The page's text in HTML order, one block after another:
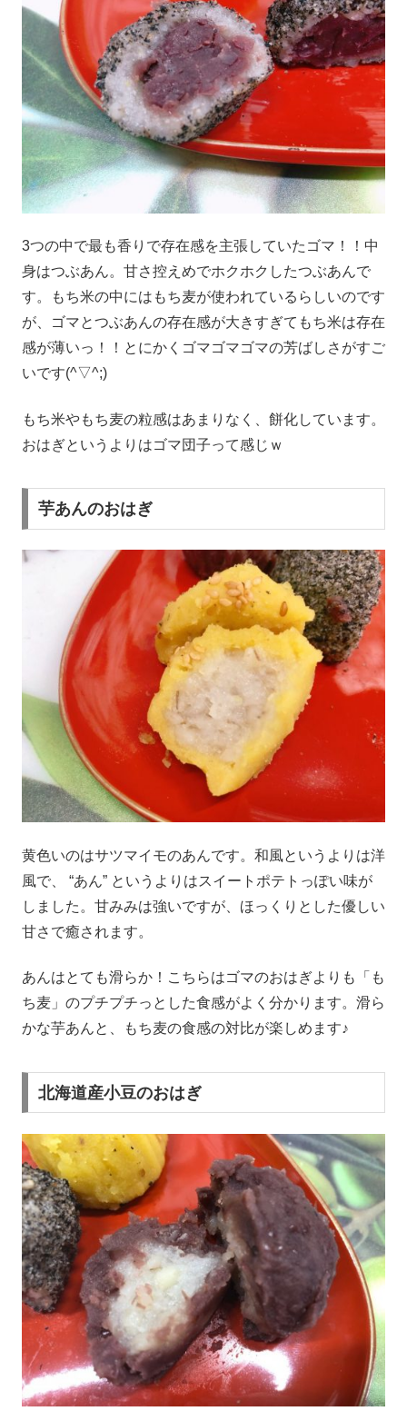
3つの中で最も香りで存在感を主張していたゴマ！！中
身はつぶあん。甘さ控えめでホクホクしたつぶあんで
す。もち米の中にはもち麦が使われているらしいのです
が、ゴマとつぶあんの存在感が大きすぎてもち米は存在
感が薄いっ！！とにかくゴマゴマゴマの芳ばしさがすご
いです(^▽^;)
もち米やもち麦の粒感はあまりなく、餅化しています。
おはぎというよりはゴマ団子って感じｗ
芋あんのおはぎ
黄色いのはサツマイモのあんです。和風というよりは洋
風で、 “あん” というよりはスイートポテトっぽい味が
しました。甘みみは強いですが、ほっくりとした優しい
甘さで癒されます。
あんはとても滑らか！こちらはゴマのおはぎよりも「も
ち麦」のプチプチっとした食感がよく分かります。滑ら
かな芋あんと、もち麦の食感の対比が楽しめます♪
北海道産小豆のおはぎ